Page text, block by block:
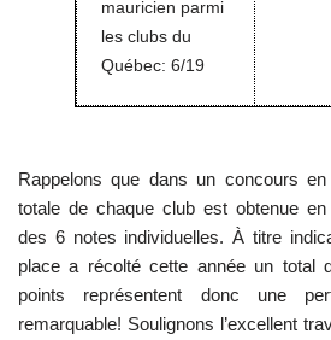
mauricien parmi
les clubs du
Québec: 6/19
Rappelons que dans un concours en
totale de chaque club est obtenue en
des 6 notes individuelles. À titre
place a récolté cette année un total
points représentent donc une
remarquable! Soulignons l’excellent